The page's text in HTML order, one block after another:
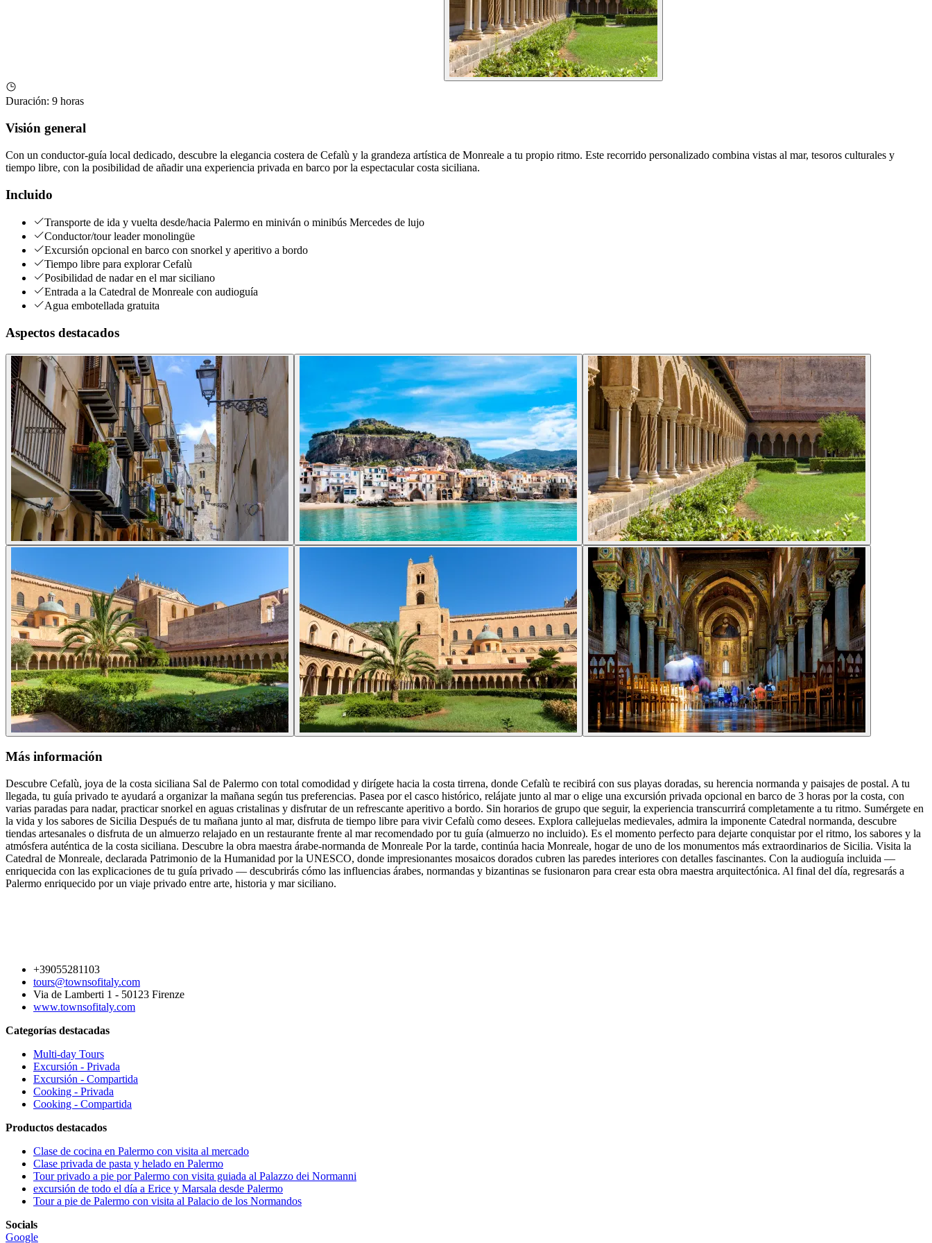
Duración: 9 horas
Visión general
Con un conductor-guía local dedicado, descubre la elegancia costera de Cefalù y la grandeza artística de Monreale a tu propio ritmo. Este recorrido personalizado combina vistas al mar, tesoros culturales y
tiempo libre, con la posibilidad de añadir una experiencia privada en barco por la espectacular costa siciliana.
Incluido
Transporte de ida y vuelta desde/hacia Palermo en miniván o minibús Mercedes de lujo
Conductor/tour leader monolingüe
Excursión opcional en barco con snorkel y aperitivo a bordo
Tiempo libre para explorar Cefalù
Posibilidad de nadar en el mar siciliano
Entrada a la Catedral de Monreale con audioguía
Agua embotellada gratuita
Aspectos destacados
Más información
Descubre Cefalù, joya de la costa siciliana Sal de Palermo con total comodidad y dirígete hacia la costa tirrena, donde Cefalù te recibirá con sus playas doradas, su herencia normanda y paisajes de postal. A tu
llegada, tu guía privado te ayudará a organizar la mañana según tus preferencias. Pasea por el casco histórico, relájate junto al mar o elige una excursión privada opcional en barco de 3 horas por la costa, con
varias paradas para nadar, practicar snorkel en aguas cristalinas y disfrutar de un refrescante aperitivo a bordo. Sin horarios de grupo que seguir, la experiencia transcurrirá completamente a tu ritmo. Sumérgete en
la vida y los sabores de Sicilia Después de tu mañana junto al mar, disfruta de tiempo libre para vivir Cefalù como desees. Explora callejuelas medievales, admira la imponente Catedral normanda, descubre
tiendas artesanales o disfruta de un almuerzo relajado en un restaurante frente al mar recomendado por tu guía (almuerzo no incluido). Es el momento perfecto para dejarte conquistar por el ritmo, los sabores y la
atmósfera auténtica de la costa siciliana. Descubre la obra maestra árabe-normanda de Monreale Por la tarde, continúa hacia Monreale, hogar de uno de los monumentos más extraordinarios de Sicilia. Visita la
Catedral de Monreale, declarada Patrimonio de la Humanidad por la UNESCO, donde impresionantes mosaicos dorados cubren las paredes interiores con detalles fascinantes. Con la audioguía incluida —
enriquecida con las explicaciones de tu guía privado — descubrirás cómo las influencias árabes, normandas y bizantinas se fusionaron para crear esta obra maestra arquitectónica. Al final del día, regresarás a
Palermo enriquecido por un viaje privado entre arte, historia y mar siciliano.
+39055281103
tours@townsofitaly.com
Via de Lamberti 1 - 50123 Firenze
www.townsofitaly.com
Categorías destacadas
Multi-day Tours
Excursión - Privada
Excursión - Compartida
Cooking - Privada
Cooking - Compartida
Productos destacados
Clase de cocina en Palermo con visita al mercado
Clase privada de pasta y helado en Palermo
Tour privado a pie por Palermo con visita guiada al Palazzo dei Normanni
excursión de todo el día a Erice y Marsala desde Palermo
Tour a pie de Palermo con visita al Palacio de los Normandos
Socials
Google